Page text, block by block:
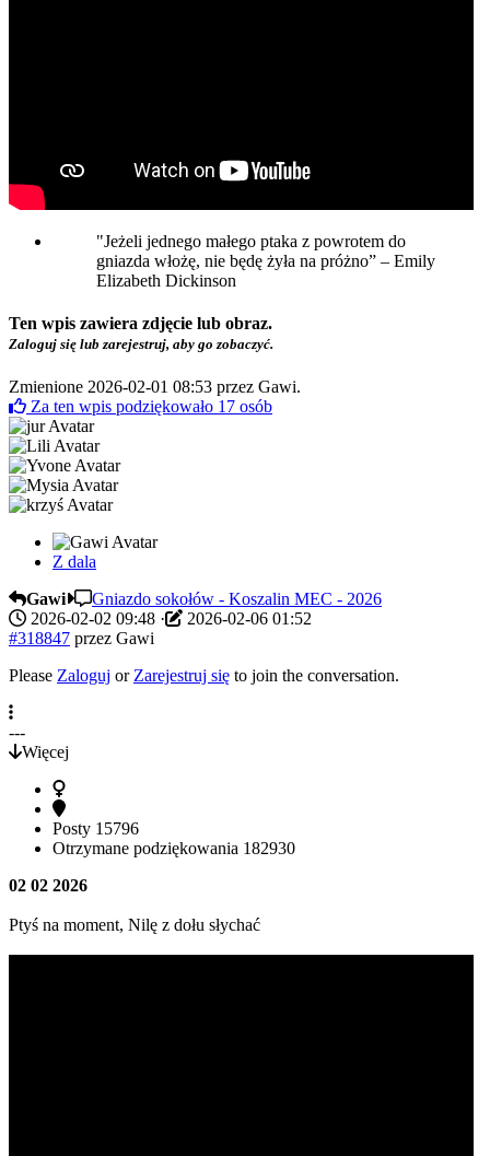
"Jeżeli jednego małego ptaka z powrotem do
gniazda włożę, nie będę żyła na próżno” – Emily
Elizabeth Dickinson
Ten wpis zawiera zdjęcie lub obraz.
Zaloguj się lub zarejestruj, aby go zobaczyć.
Zmienione 2026-02-01 08:53 przez Gawi.
Za ten wpis podziękowało 17 osób
Z dala
Gawi
Gniazdo sokołów - Koszalin MEC - 2026
2026-02-02 09:48 ·
2026-02-06 01:52
#318847 przez Gawi
Please Zaloguj or Zarejestruj się to join the conversation.
---
Więcej
Posty 15796
Otrzymane podziękowania 182930
02 02 2026
Ptyś na moment, Nilę z dołu słychać